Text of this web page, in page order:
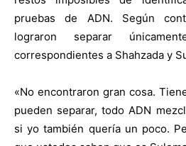
pruebas de ADN. Según
lograron separar
correspondientes a Shahzada y
«No encontraron gran cosa.
pueden separar, todo ADN
si yo también quería un poco.